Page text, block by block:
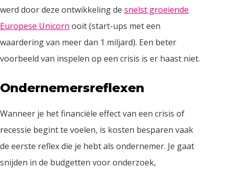
werd door deze ontwikkeling de snelst groeiende
Europese Unicorn ooit (start-ups met een
waardering van meer dan 1 miljard). Een beter
voorbeeld van inspelen op een crisis is er haast niet.
Ondernemersreflexen
Wanneer je het financiële effect van een crisis of
recessie begint te voelen, is kosten besparen vaak
de eerste reflex die je hebt als ondernemer. Je gaat
snijden in de budgetten voor onderzoek,